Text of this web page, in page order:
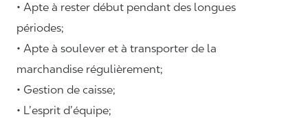
• Apte à rester début pendant des longues
périodes;
• Apte à soulever et à transporter de la
marchandise régulièrement;
• Gestion de caisse;
• L’esprit d’équipe;